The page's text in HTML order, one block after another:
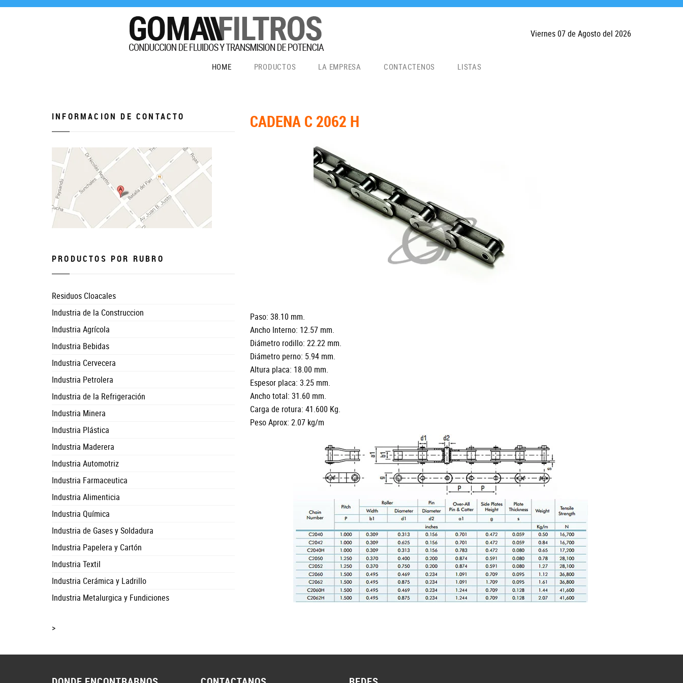
Viernes 07 de Agosto del 2026
HOME PRODUCTOS LA EMPRESA CONTACTENOS LISTAS
CADENA C 2062 H
Paso: 38.10 mm.
Ancho Interno: 12.57 mm.
Diámetro rodillo: 22.22 mm.
Diámetro perno: 5.94 mm.
Altura placa: 18.00 mm.
Espesor placa: 3.25 mm.
Ancho total: 31.60 mm.
Carga de rotura: 41.600 Kg.
Peso Aprox: 2.07 kg/m
INFORMACION DE CONTACTO
PRODUCTOS POR RUBRO
Residuos Cloacales
Industria de la Construccion
Industria Agrícola
Industria Bebidas
Industria Cervecera
Industria Petrolera
Industria de la Refrigeración
Industria Minera
Industria Plástica
Industria Maderera
Industria Automotriz
Industria Farmaceutica
Industria Alimenticia
Industria Química
Industria de Gases y Soldadura
Industria Papelera y Cartón
Industria Textil
Industria Cerámica y Ladrillo
Industria Metalurgica y Fundiciones
>